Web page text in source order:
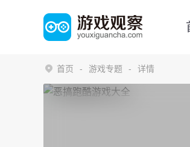
首页 游戏专题 详情